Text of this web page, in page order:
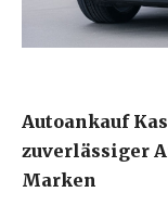
Autoankauf
zuverlässiger
Marken